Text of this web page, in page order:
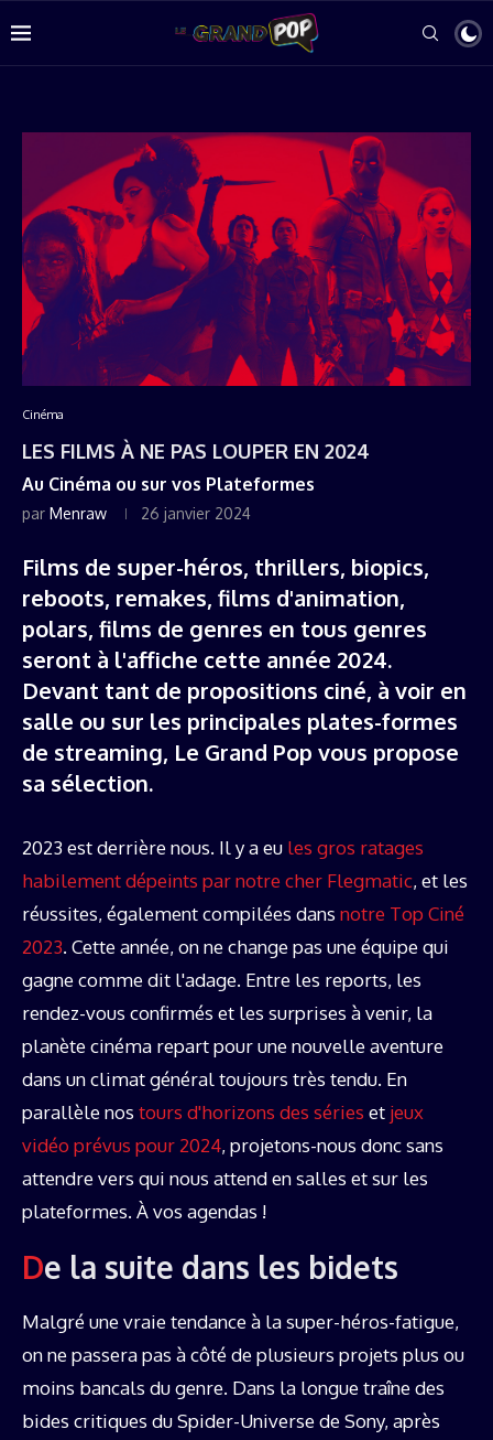
Cinéma
LES FILMS À NE PAS LOUPER EN 2024
Au Cinéma ou sur vos Plateformes
par Menraw 26 janvier 2024
Films de super-héros, thrillers, biopics,
reboots, remakes, films d'animation,
polars, films de genres en tous genres
seront à l'affiche cette année 2024.
Devant tant de propositions ciné, à voir en
salle ou sur les principales plates-formes
de streaming, Le Grand Pop vous propose
sa sélection.
2023 est derrière nous. Il y a eu les gros ratages
habilement dépeints par notre cher Flegmatic, et les
réussites, également compilées dans notre Top Ciné
2023. Cette année, on ne change pas une équipe qui
gagne comme dit l'adage. Entre les reports, les
rendez-vous confirmés et les surprises à venir, la
planète cinéma repart pour une nouvelle aventure
dans un climat général toujours très tendu. En
parallèle nos tours d'horizons des séries et jeux
vidéo prévus pour 2024, projetons-nous donc sans
attendre vers qui nous attend en salles et sur les
plateformes. À vos agendas !
De la suite dans les bidets
Malgré une vraie tendance à la super-héros-fatigue,
on ne passera pas à côté de plusieurs projets plus ou
moins bancals du genre. Dans la longue traîne des
bides critiques du Spider-Universe de Sony, après